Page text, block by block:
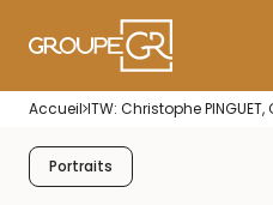
Accueil
Portraits